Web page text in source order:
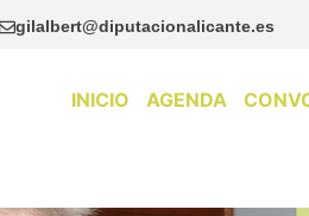
gilalbert@diputacionalicante.es
INICIO AGENDA